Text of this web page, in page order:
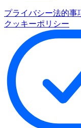
プライバシー法的事
クッキーポリシー